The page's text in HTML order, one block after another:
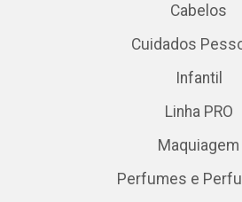
Cabelos
Cuidados
Infantil
Linha PRO
Maquiagem
Perfumes e